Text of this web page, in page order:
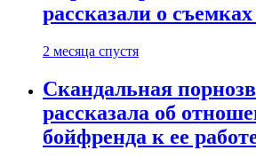
рассказали о
2 месяца спустя
Скандальная
рассказала об
бойфренда к ее